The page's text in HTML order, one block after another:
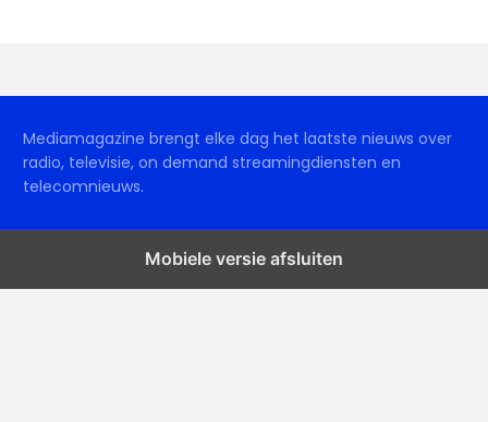
Mediamagazine brengt elke dag het laatste nieuws over
radio, televisie, on demand streamingdiensten en
telecomnieuws.
Mobiele versie afsluiten